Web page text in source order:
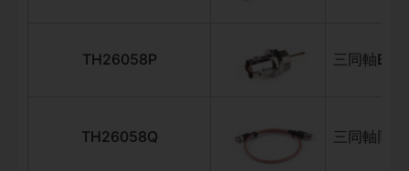
TH26058P 三同軸
TH26058Q 三同軸同